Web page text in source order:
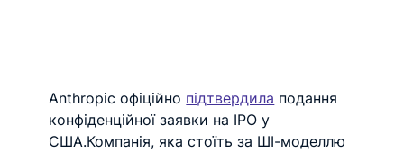
Anthropic офіційно підтвердила подання
конфіденційної заявки на IPO у
США.Компанія, яка стоїть за ШІ-моделлю